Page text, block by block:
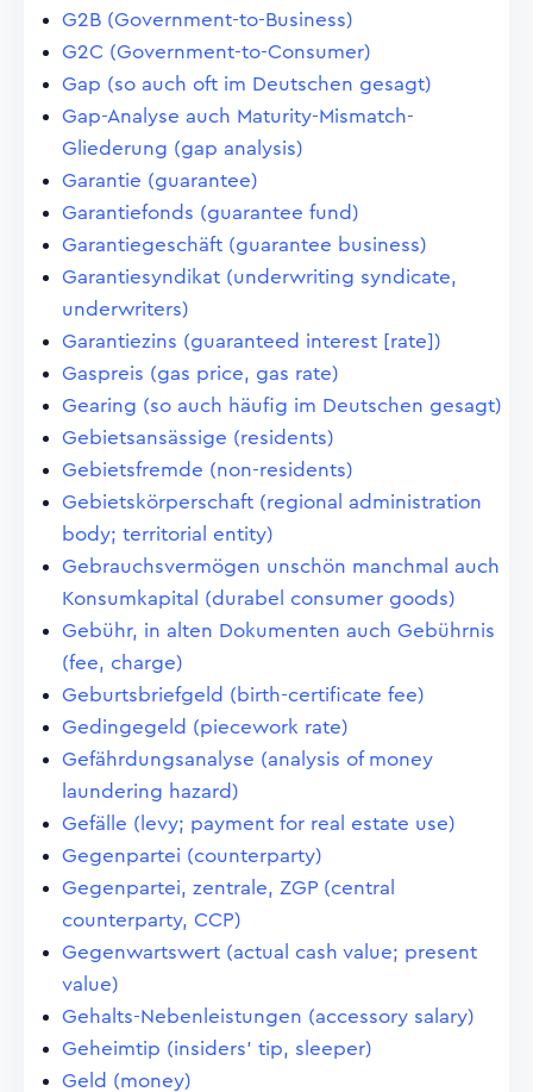
G2B (Government-to-Business)
G2C (Government-to-Consumer)
Gap (so auch oft im Deutschen gesagt)
Gap-Analyse auch Maturity-Mismatch-
Gliederung (gap analysis)
Garantie (guarantee)
Garantiefonds (guarantee fund)
Garantiegeschäft (guarantee business)
Garantiesyndikat (underwriting syndicate,
underwriters)
Garantiezins (guaranteed interest [rate])
Gaspreis (gas price, gas rate)
Gearing (so auch häufig im Deutschen gesagt)
Gebietsansässige (residents)
Gebietsfremde (non-residents)
Gebietskörperschaft (regional administration
body; territorial entity)
Gebrauchsvermögen unschön manchmal auch
Konsumkapital (durabel consumer goods)
Gebühr, in alten Dokumenten auch Gebührnis
(fee, charge)
Geburtsbriefgeld (birth-certificate fee)
Gedingegeld (piecework rate)
Gefährdungsanalyse (analysis of money
laundering hazard)
Gefälle (levy; payment for real estate use)
Gegenpartei (counterparty)
Gegenpartei, zentrale, ZGP (central
counterparty, CCP)
Gegenwartswert (actual cash value; present
value)
Gehalts-Nebenleistungen (accessory salary)
Geheimtip (insiders' tip, sleeper)
Geld (money)